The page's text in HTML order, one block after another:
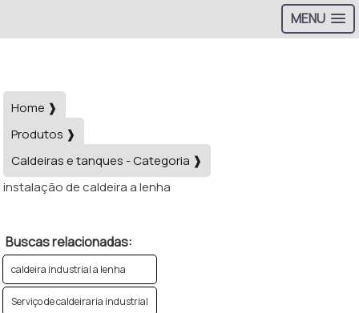
MENU
Home ❱
Produtos ❱
Caldeiras e tanques - Categoria ❱
instalação de caldeira a lenha
Buscas relacionadas:
caldeira industrial a lenha
Serviço de caldeiraria industrial